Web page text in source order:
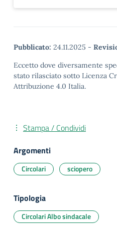
Pubblicato: 24.11.2025 -
Eccetto dove diversamente
stato rilasciato sotto Licenza
Attribuzione 4.0 Italia.
Stampa / Condividi
Argomenti
Circolari sciopero
Tipologia
Circolari Albo sindacale